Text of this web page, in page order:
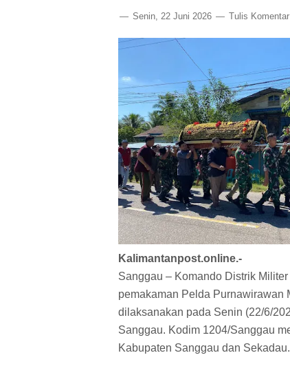
Senin, 22 Juni 2026 Tulis Komentar
Kalimantanpost.online.-
Sanggau – Komando Distrik
pemakaman Pelda Purnawirawan
dilaksanakan pada Senin (22/6/
Sanggau. Kodim 1204/Sanggau
Kabupaten Sanggau dan Sekadau.